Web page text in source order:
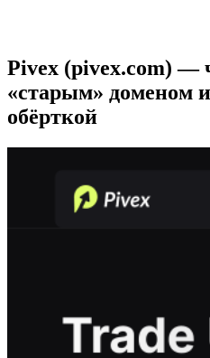
Pivex (pivex.com) —
«старым» доменом
обёрткой